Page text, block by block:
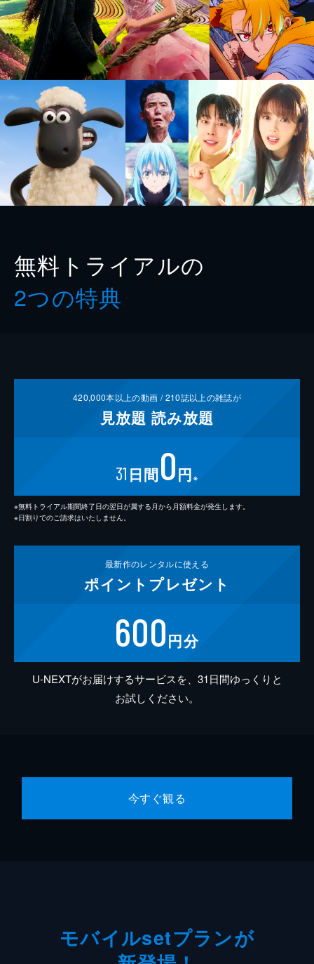
無料トライアルの
2つの特典
420,000本以上の動画 /210誌以上の雑誌が
見放題 読み放題
31 日間0円 ※
※無料トライアル期間終了日の翌日が属する月から月額料金が発生します。
※日割りでのご請求はいたしません。
最新作のレンタルに使える
ポイント プレゼント
600円分
U-NEXTがお届けするサービスを、31日間ゆっくりと
お試しください。
今すぐ観る
モバイルsetプランが